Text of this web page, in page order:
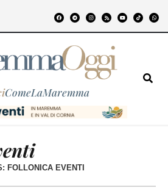
ComeLaMaremma
FOLLONICA EVENTI